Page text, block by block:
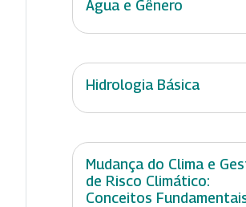
Água e Gênero
Hidrologia Básica
Mudança do Clima e
de Risco Climático:
Conceitos